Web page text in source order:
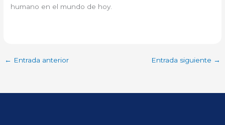
humano en el mundo de hoy.
← Entrada anterior Entrada siguiente →